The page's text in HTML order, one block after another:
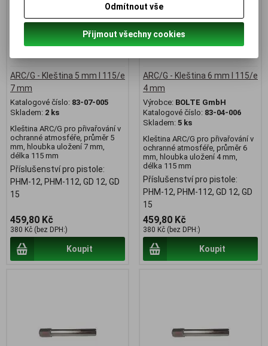
ARC/G - Kleština 5 mm l 115/e
7 mm
Katalogové číslo: 83-07-005
Skladem: 2 ks
Kleština ARC/G pro přivařování v
ochranné atmosféře, průměr 5
mm, hloubka uložení 7 mm,
délka 115 mm
Příslušenství pro pistole:
PHM-12, PHM-112, GD 12, GD
15
459,80 Kč
380 Kč (bez DPH:)
Koupit
ARC/G - Kleština 6 mm l 115/e
4 mm
Výrobce: BOLTE GmbH
Katalogové číslo: 83-04-006
Skladem: 5 ks
Kleština ARC/G pro přivařování v
ochranné atmosféře, průměr 6
mm, hloubka uložení 4 mm,
délka 115 mm
Příslušenství pro pistole:
PHM-12, PHM-112, GD 12, GD
15
459,80 Kč
380 Kč (bez DPH:)
Koupit
Odmítnout vše
Přijmout všechny cookies